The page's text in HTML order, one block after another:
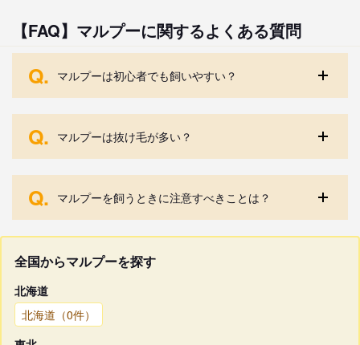
【FAQ】マルプーに関するよくある質問
Q. マルプーは初心者でも飼いやすい？
Q. マルプーは抜け毛が多い？
Q. マルプーを飼うときに注意すべきことは？
全国からマルプーを探す
北海道
北海道（0件）